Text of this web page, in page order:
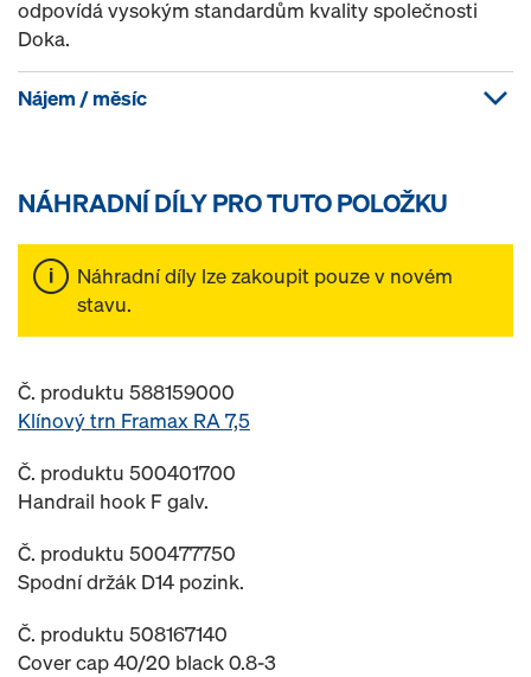
odpovídá vysokým standardům kvality společnosti
Doka.
Nájem / měsíc
NÁHRADNÍ DÍLY PRO TUTO POLOŽKU
Náhradní díly lze zakoupit pouze v novém
stavu.
Č. produktu 588159000
Klínový trn Framax RA 7,5
Č. produktu 500401700
Handrail hook F galv.
Č. produktu 500477750
Spodní držák D14 pozink.
Č. produktu 508167140
Cover cap 40/20 black 0.8-3